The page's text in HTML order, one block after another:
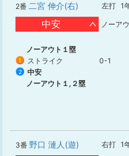
2番 二宮 伸介(右) 左打 1
中安 ノーア
ノーアウト１塁
1 ストライク 0-1
2
中安
ノーアウト１,２塁
3番 野口 漣人(遊) 右打 1